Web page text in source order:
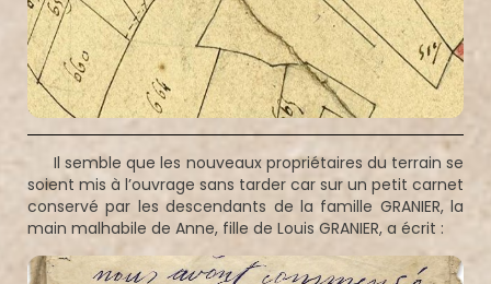
Il semble que les nouveaux propriétaires du terrain se
soient mis à l’ouvrage sans tarder car sur un petit carnet
conservé par les descendants de la famille GRANIER, la
main malhabile de Anne, fille de Louis GRANIER, a écrit :